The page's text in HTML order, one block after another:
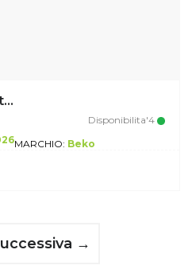
Disponibilita'4
MARCHIO: Beko
→